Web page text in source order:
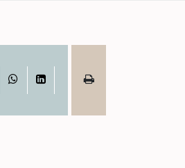
WhatsAppLinkedIn